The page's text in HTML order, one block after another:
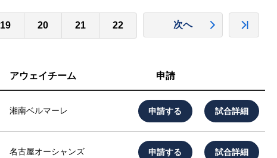
19 20 21 22 次へ
アウェイチーム 申請
湘南ベルマーレ 申請する 試合詳細
名古屋オーシャンズ 申請する 試合詳細